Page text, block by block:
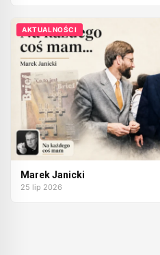
AKTUALNOŚCI
Marek Janicki
25 lip 2026